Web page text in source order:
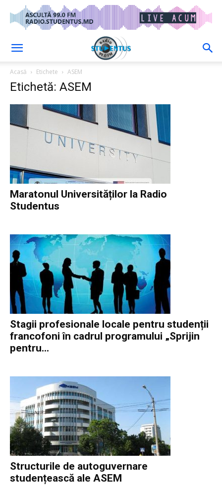
Acasă Etichete ASEM
Etichetă: ASEM
Maratonul Universităților la Radio
Studentus
Stagii profesionale locale pentru studenții
francofoni în cadrul programului „Sprijin
pentru...
Structurile de autoguvernare
studențească ale ASEM